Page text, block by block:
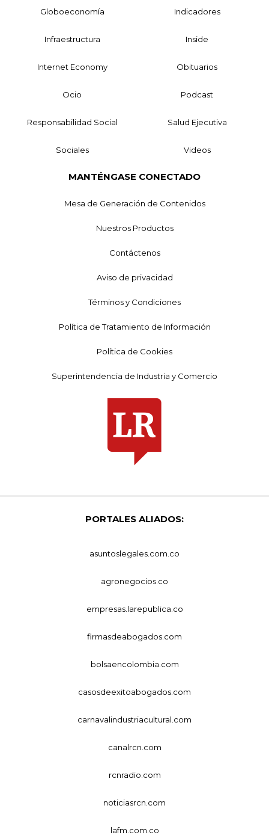
Globoeconomía Indicadores
Infraestructura Inside
Internet Economy Obituarios
Ocio Podcast
Responsabilidad Social Salud Ejecutiva
Sociales Videos
MANTÉNGASE CONECTADO
Mesa de Generación de Contenidos
Nuestros Productos
Contáctenos
Aviso de privacidad
Términos y Condiciones
Política de Tratamiento de Información
Política de Cookies
Superintendencia de Industria y Comercio
PORTALES ALIADOS:
asuntoslegales.com.co
agronegocios.co
empresas.larepublica.co
firmasdeabogados.com
bolsaencolombia.com
casosdeexitoabogados.com
carnavalindustriacultural.com
canalrcn.com
rcnradio.com
noticiasrcn.com
lafm.com.co